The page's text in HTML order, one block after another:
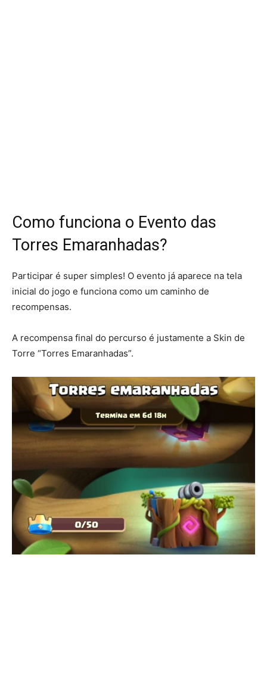
Como funciona o Evento das
Torres Emaranhadas?
Participar é super simples! O evento já aparece na tela
inicial do jogo e funciona como um caminho de
recompensas.
A recompensa final do percurso é justamente a Skin de
Torre “Torres Emaranhadas”.